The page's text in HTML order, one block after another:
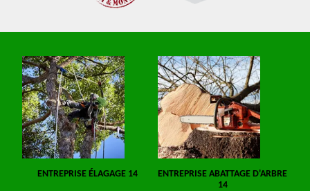
ENTREPRISE ÉLAGAGE 14
ENTREPRISE ABATTAGE D'ARBRE
14